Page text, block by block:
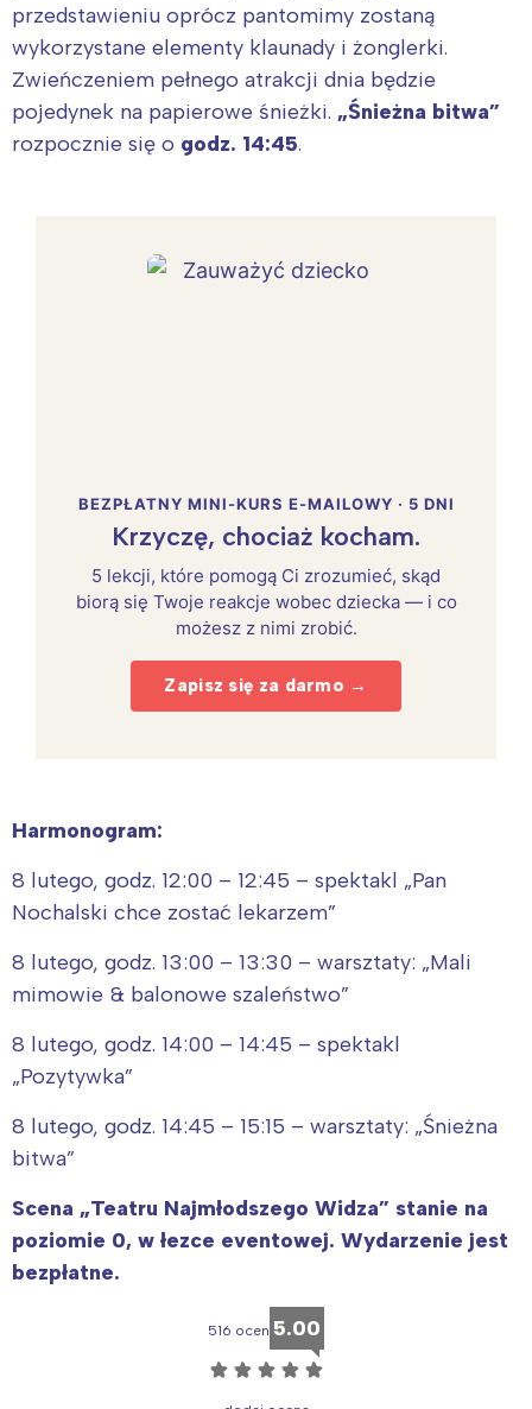
przedstawieniu oprócz pantomimy zostaną
wykorzystane elementy klaunady i żonglerki.
Zwieńczeniem pełnego atrakcji dnia będzie
pojedynek na papierowe śnieżki. „Śnieżna bitwa”
rozpocznie się o godz. 14:45.
BEZPŁATNY MINI-KURS E-MAILOWY · 5 DNI
Krzyczę, chociaż kocham.
5 lekcji, które pomogą Ci zrozumieć, skąd
biorą się Twoje reakcje wobec dziecka — i co
możesz z nimi zrobić.
Zapisz się za darmo →
Harmonogram:
8 lutego, godz. 12:00 – 12:45 – spektakl „Pan
Nochalski chce zostać lekarzem”
8 lutego, godz. 13:00 – 13:30 – warsztaty: „Mali
mimowie & balonowe szaleństwo”
8 lutego, godz. 14:00 – 14:45 – spektakl
„Pozytywka”
8 lutego, godz. 14:45 – 15:15 – warsztaty: „Śnieżna
bitwa”
Scena „Teatru Najmłodszego Widza” stanie na
poziomie 0, w łezce eventowej. Wydarzenie jest
bezpłatne.
516 ocen 5.00
☆ ☆ ☆ ☆ ☆